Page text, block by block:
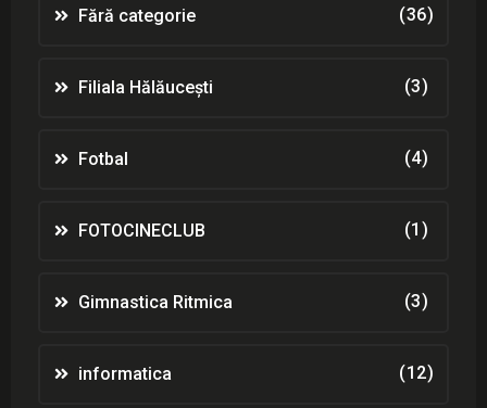
Fără categorie (36)
Filiala Hălăucești (3)
Fotbal (4)
FOTOCINECLUB (1)
Gimnastica Ritmica (3)
informatica (12)